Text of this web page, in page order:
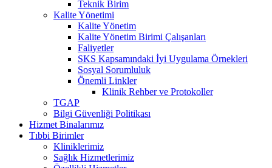
Teknik Birim
Kalite Yönetimi
Kalite Yönetim
Kalite Yönetim Birimi Çalışanları
Faliyetler
SKS Kapsamındaki İyi Uygulama Örnekleri
Sosyal Sorumluluk
Önemli Linkler
Klinik Rehber ve Protokoller
TGAP
Bilgi Güvenliği Politikası
Hizmet Binalarımız
Tıbbi Birimler
Kliniklerimiz
Sağlık Hizmetlerimiz